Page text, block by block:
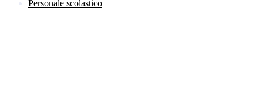
Personale scolastico